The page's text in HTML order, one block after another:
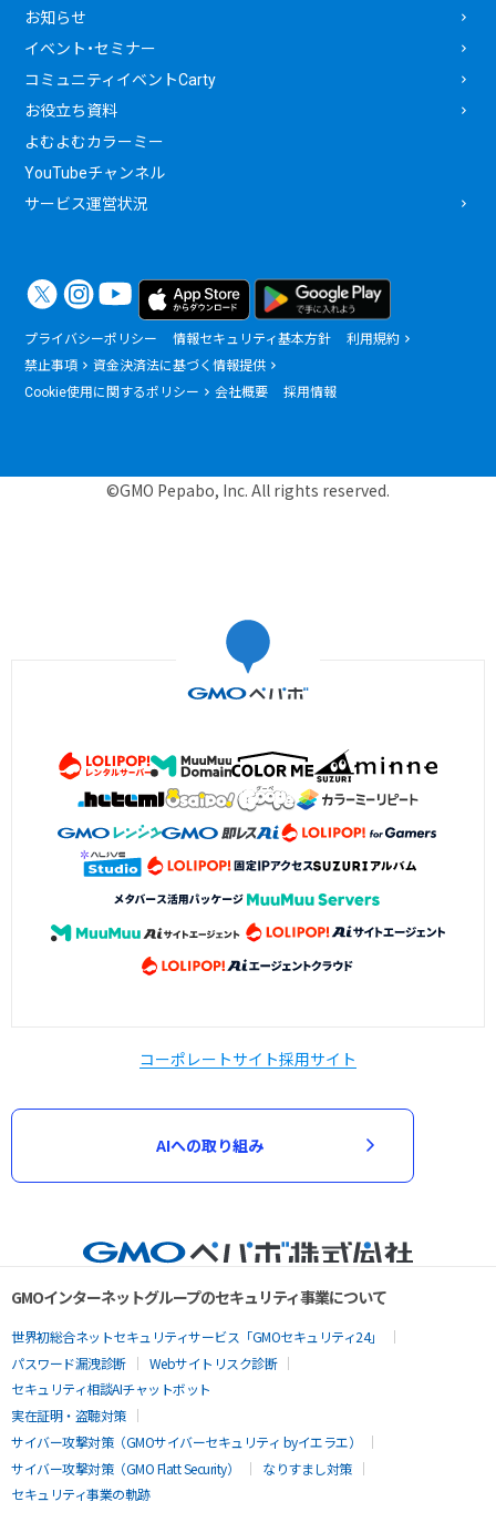
お知らせ
イベント・セミナー
コミュニティイベントCarty
お役立ち資料
よむよむカラーミー
YouTubeチャンネル
サービス運営状況
プライバシーポリシー 情報セキュリティ基本方針
利用規約
禁止事項
資金決済法に基づく情報提供
Cookie使用に関するポリシー
会社概要 採用情報
©GMO Pepabo, Inc. All rights reserved.
コーポレートサイト採用サイト
AIへの取り組み
GMOインターネットグループのセキュリティ事業について
世界初総合ネットセキュリティサービス「GMOセキュリティ24」
パスワード漏洩診断
Webサイトリスク診断
セキュリティ相談AIチャットボット
実在証明・盗聴対策
サイバー攻撃対策（GMOサイバーセキュリティ byイエラエ）
サイバー攻撃対策（GMO Flatt Security）
なりすまし対策
セキュリティ事業の軌跡